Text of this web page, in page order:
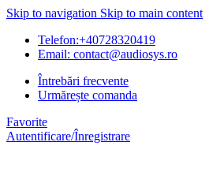
Skip to navigation Skip to main content
Telefon:+40728320419
Email: contact@audiosys.ro
Întrebări frecvente
Urmărește comanda
Favorite
Autentificare/Înregistrare